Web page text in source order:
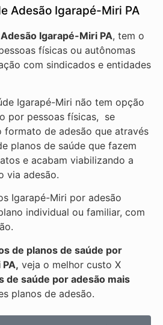
Adesão Igarapé-Miri PA
Igarapé-Miri PA, tem o
físicas ou autônomas
com sindicados e entidades
Igarapé-Miri não tem opção
por pessoas físicas, se
formato de adesão que através
planos de saúde que fazem
e acabam viabilizando a
via adesão.
Igarapé-Miri por adesão
individual ou familiar, com
de planos de saúde por
veja o melhor custo X
de saúde por adesão mais
planos de adesão.